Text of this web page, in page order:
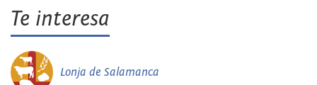
Te interesa
Lonja de Salamanca